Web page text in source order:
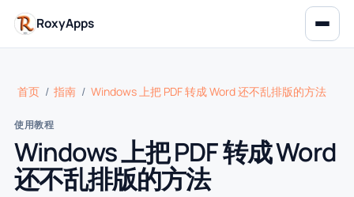
RoxyApps
首页 / 指南 / Windows 上把 PDF 转成 Word 还不乱排版的方法
使用教程
Windows 上把 PDF 转成 Word
还不乱排版的方法